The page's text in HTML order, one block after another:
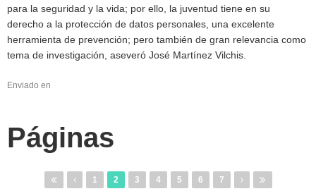
para la seguridad y la vida; por ello, la juventud tiene en su
derecho a la protección de datos personales, una excelente
herramienta de prevención; pero también de gran relevancia como
tema de investigación, aseveró José Martínez Vilchis.
Enviado en
Páginas
1 2 3 4 5 6 7